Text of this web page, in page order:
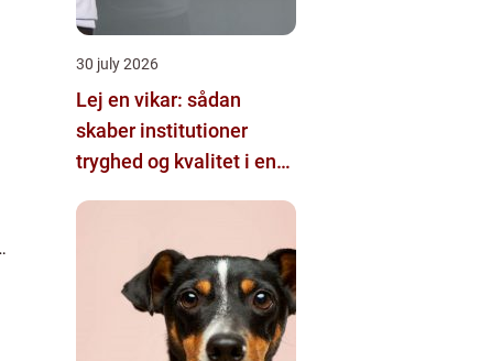
30 july 2026
Lej en vikar: sådan
skaber institutioner
tryghed og kvalitet i en